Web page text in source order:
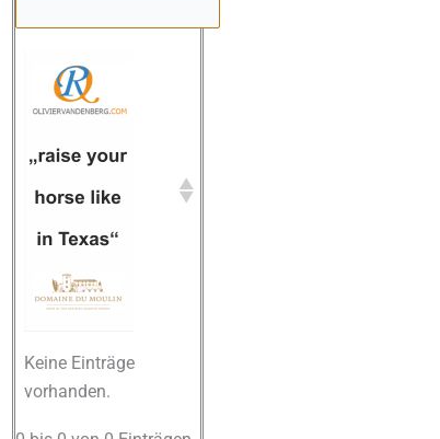
Keine Einträge
vorhanden.